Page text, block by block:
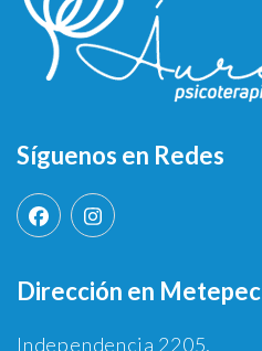
Síguenos en Redes
Dirección en Metepec
Independencia 2205,